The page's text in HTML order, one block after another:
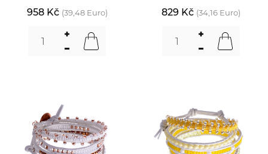
958 Kč (39,48 Euro) 829 Kč (34,16 Euro)